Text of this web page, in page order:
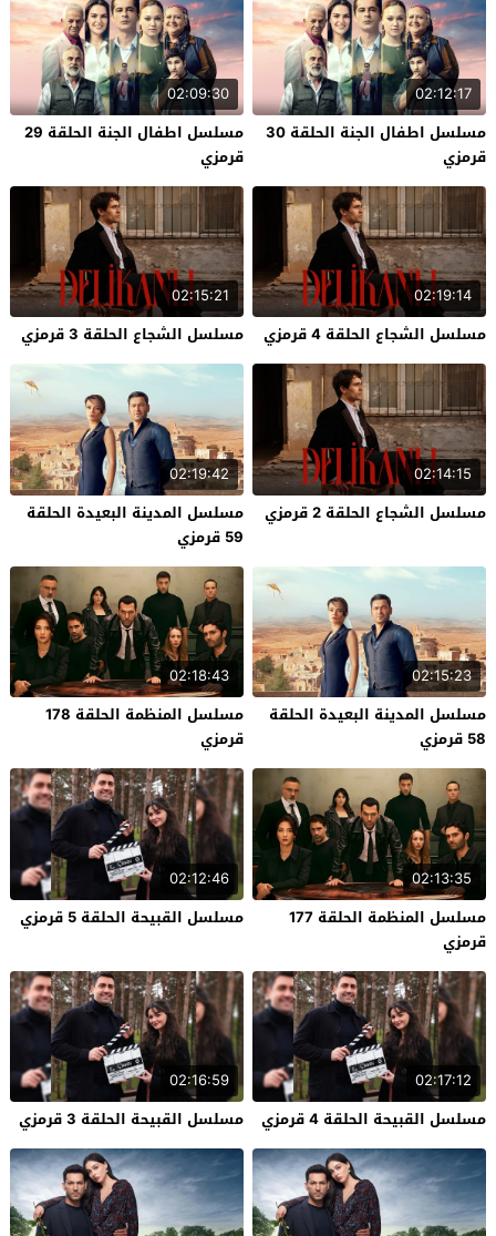
02:12:17
مسلسل اطفال الجنة الحلقة 30
قرمزي
02:09:30
مسلسل اطفال الجنة الحلقة 29
قرمزي
02:19:14
مسلسل الشجاع الحلقة 4 قرمزي
02:15:21
مسلسل الشجاع الحلقة 3 قرمزي
02:14:15
مسلسل الشجاع الحلقة 2 قرمزي
02:19:42
مسلسل المدينة البعيدة الحلقة
59 قرمزي
02:15:23
مسلسل المدينة البعيدة الحلقة
58 قرمزي
02:18:43
مسلسل المنظمة الحلقة 178
قرمزي
02:13:35
مسلسل المنظمة الحلقة 177
قرمزي
02:12:46
مسلسل القبيحة الحلقة 5 قرمزي
02:17:12
مسلسل القبيحة الحلقة 4 قرمزي
02:16:59
مسلسل القبيحة الحلقة 3 قرمزي